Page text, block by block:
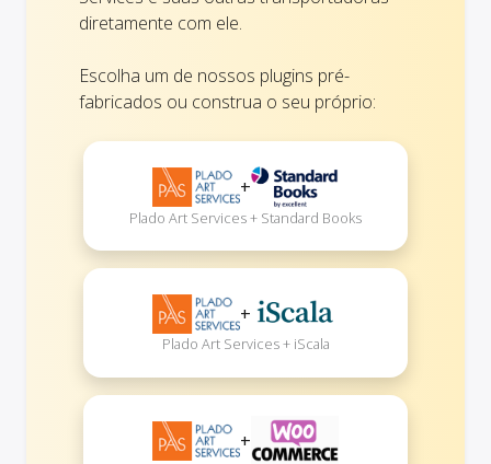
diretamente com ele.
Escolha um de nossos plugins pré-
fabricados ou construa o seu próprio:
+
Plado Art Services + Standard Books
+
Plado Art Services + iScala
+